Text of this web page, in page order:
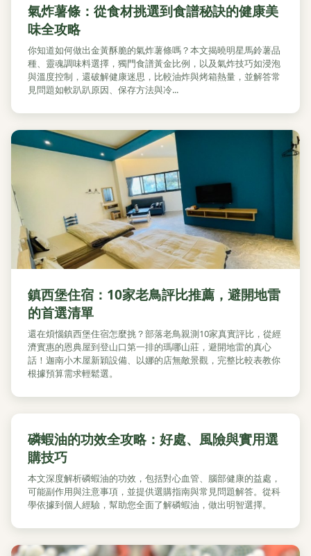
氣炸薯條：從食材挑選到食譜秘訣的健康美
味全攻略
你知道如何做出金黃酥脆的氣炸薯條嗎？本文揭曉明星馬鈴薯品
種、靈魂調味料選擇，獨門食譜黃金比例，以及氣炸技巧如浸泡
與溫度控制，還破解健康迷思，比較油炸與烤箱熱量，並解答常
見問題如軟趴趴原因、保存方法與冷...
鎮西堡住宿：10家老鳥評比推薦，避開地雷
的首選清單
還在煩惱鎮西堡住宿怎麼挑？部落老鳥親測10家真實評比，從經
濟實惠的恩典屋到登山口第一排的瑪哪山莊，避開地雷的真心
話！迦南小木屋新穎設備、以娜的店無敵景觀，完整比較表教你
根據預算需求輕鬆選。
磷蝦油的功效全攻略：好處、風險與實用選
購技巧
本文深度解析磷蝦油的功效，包括對心血管、腦部健康的益處，
可能副作用與注意事項，並提供選購指南與常見問題解答。從科
學依據到個人經驗，幫助您全面了解磷蝦油，做出明智選擇。